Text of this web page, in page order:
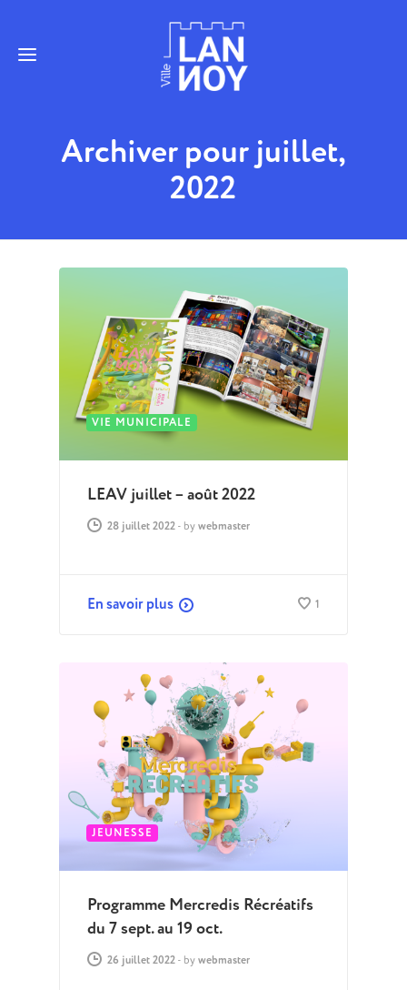
Archiver pour juillet,
2022
VIE MUNICIPALE
LEAV juillet – août 2022
28 juillet 2022- by webmaster
En savoir plus 1
JEUNESSE
Programme Mercredis Récréatifs
du 7 sept. au 19 oct.
26 juillet 2022- by webmaster